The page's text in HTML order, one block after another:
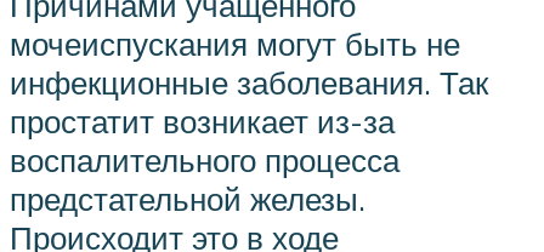
мочеиспускания могут быть не
инфекционные заболевания. Так
простатит возникает из-за
воспалительного процесса
предстательной железы.
Происходит это в ходе